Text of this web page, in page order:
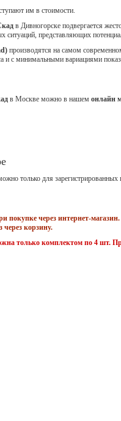
им в стоимости.
в Дивногорске подвергается
представляющих
производятся на самом
и с минимальными вариациями
в Москве можно в нашем онлайн
только для
покупке через интернет-
через корзину.
только комплектом по 4 шт.